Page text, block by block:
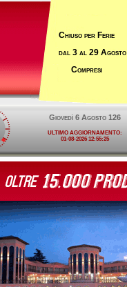
Chiuso per Ferie
dal 3 al 29 Agosto
Compresi